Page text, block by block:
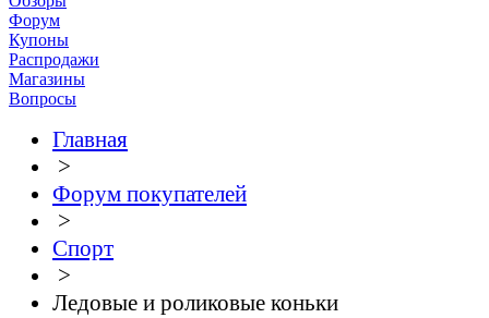
Форум
Купоны
Распродажи
Магазины
Вопросы
Главная
>
Форум покупателей
>
Спорт
>
Ледовые и роликовые коньки